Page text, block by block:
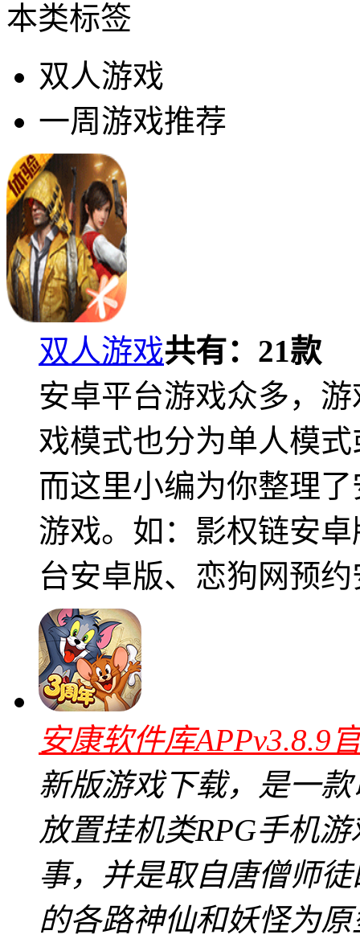
本类标签
双人游戏
一周游戏推荐
双人游戏共有： 21款
安卓平台游戏众多，
戏模式也分为单人模
而这里小编为你整理
游戏。如：影权链安
台安卓版、恋狗网预
安康软件库APPv3.8.9
新版游戏下载，是一
放置挂机类RPG手机
事，并是取自唐僧师
的各路神仙和妖怪为